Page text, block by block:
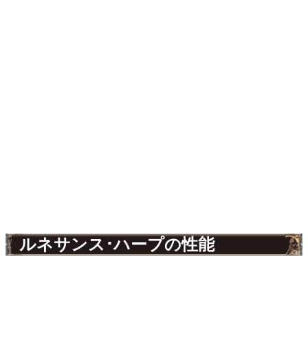
ルネサンス･ハープの性能